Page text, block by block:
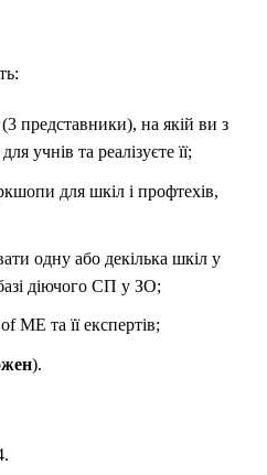
представники), на якій ви з
учнів та реалізуєте її;
для шкіл і профтехів,
одну або декілька шкіл у
діючого СП у ЗО;
ME та її експертів;
).